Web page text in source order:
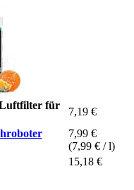
für
7,19 €
7,99 €
(7,99 € / l)
15,18 €